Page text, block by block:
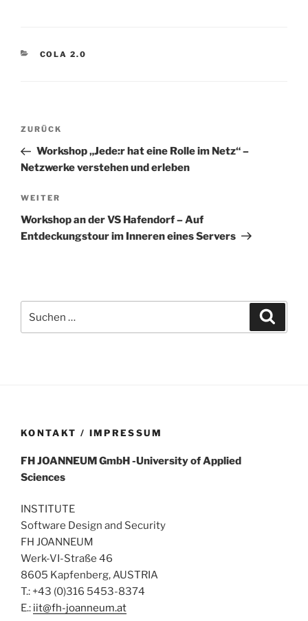
KATEGORIEN
COLA 2.0
Beitragsnavigation
Vorheriger
Beitrag
ZURÜCK
Workshop „Jede:r hat eine Rolle im Netz“ –
Netzwerke verstehen und erleben
Nächster
Beitrag
WEITER
Workshop an der VS Hafendorf – Auf
Entdeckungstour im Inneren eines Servers
nach:
KONTAKT / IMPRESSUM
FHJOANNEUMGmbH-University of Applied
Sciences
INSTITUTE
Software Design and Security
FH JOANNEUM
Werk-VI-Straße 46
8605 Kapfenberg, AUSTRIA
T.: +43 (0)316 5453-8374
E.: iit@fh-joanneum.at